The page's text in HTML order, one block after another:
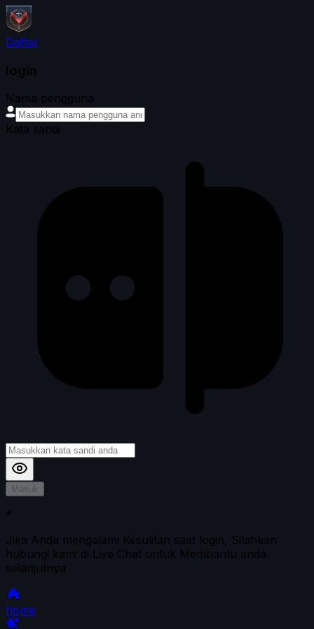
Daftar
login
Nama pengguna
Kata sandi
Masuk
*
Jika Anda mengalami Kesulitan saat login, Silahkan
hubungi kami di Live Chat untuk Membantu anda
selanjutnya
home